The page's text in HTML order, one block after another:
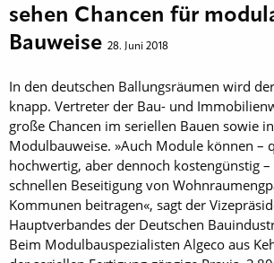
sehen Chancen für
Bauweise 28. Juni 2018
In den deutschen Ballungsräumen wird
knapp. Vertreter der Bau- und
große Chancen im seriellen Bauen sowie
Modulbauweise. »Auch Module können –
hochwertig, aber dennoch kostengünstig
schnellen ­Beseitigung von
Kommunen beitragen«, sagt der
Hauptverbandes der Deutschen
Beim Modulbauspezialisten Algeco aus